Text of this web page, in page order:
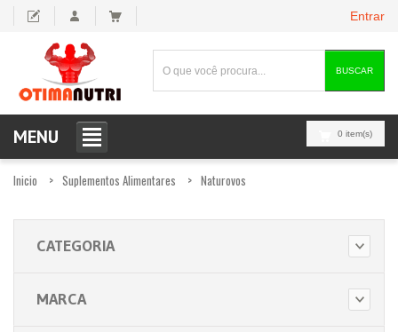
Entrar
BUSCAR
0 item(s)
MENU
Inicio Suplementos Alimentares Naturovos
CATEGORIA
MARCA